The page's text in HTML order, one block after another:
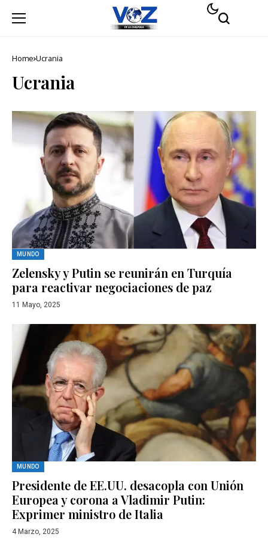
Home Ucrania
Ucrania
MUNDO
Zelensky y Putin se reunirán en Turquía
para reactivar negociaciones de paz
11 Mayo, 2025
MUNDO
Presidente de EE.UU. desacopla con Unión
Europea y corona a Vladimir Putin:
Exprimer ministro de Italia
4 Marzo, 2025